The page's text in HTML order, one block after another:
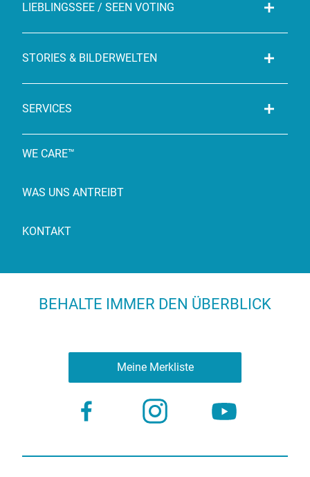
LIEBLINGSSEE / SEEN VOTING
STORIES & BILDERWELTEN
SERVICES
WE CARE™
WAS UNS ANTREIBT
KONTAKT
BEHALTE IMMER DEN ÜBERBLICK
Meine Merkliste